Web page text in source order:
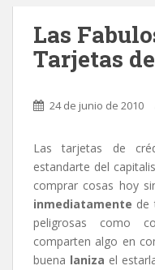
k r
Las
Tarjetas
24 de junio de 2010
Las tarjetas de
estandarte del
comprar cosas hoy
inmediatamente de
peligrosas como
comparten algo en
buena laniza el